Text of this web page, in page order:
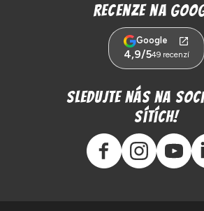
Recenze na
Google
4,9/549 recenzí
Sledujte nás na
sítích!